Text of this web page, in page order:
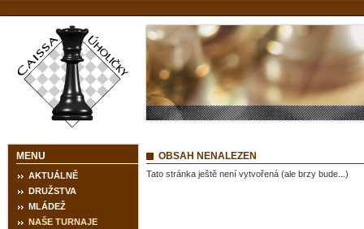
MENU
AKTUÁLNĚ
DRUŽSTVA
MLÁDEŽ
NAŠE TURNAJE
OBSAH NENALEZEN
Tato stránka ještě není vytvořená (ale brzy bude...)